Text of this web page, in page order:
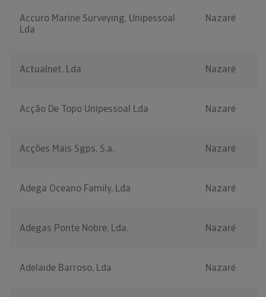
Accuro Marine Surveying, Unipessoal
Lda
Nazaré
Actualnet, Lda Nazaré
Acção De Topo Unipessoal Lda Nazaré
Acções Mais Sgps, S.a. Nazaré
Adega Oceano Family, Lda Nazaré
Adegas Ponte Nobre, Lda. Nazaré
Adelaide Barroso, Lda Nazaré